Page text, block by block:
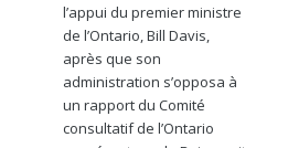
l’appui du premier ministre
de l’Ontario, Bill Davis,
après que son
administration s’opposa à
un rapport du Comité
consultatif de l’Ontario